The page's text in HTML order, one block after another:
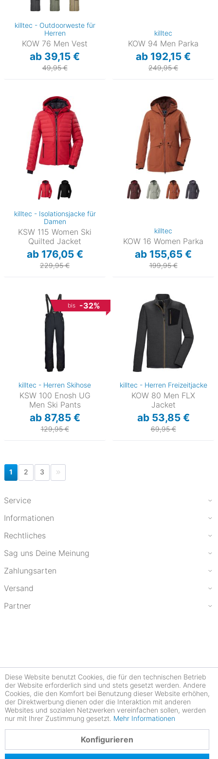
killtec - Outdoorweste für
Herren
KOW 76 Men Vest
ab 39,15 €
49,95 €
killtec
KOW 94 Men Parka
ab 192,15 €
249,95 €
killtec - Isolationsjacke für
Damen
KSW 115 Women Ski
Quilted Jacket
ab 176,05 €
229,95 €
killtec
KOW 16 Women Parka
ab 155,65 €
199,95 €
bis -32%
killtec - Herren Skihose
KSW 100 Enosh UG
Men Ski Pants
ab 87,85 €
129,95 €
killtec - Herren Freizeitjacke
KOW 80 Men FLX
Jacket
ab 53,85 €
69,95 €
1 2 3
Service
Informationen
Rechtliches
Sag uns Deine Meinung
Zahlungsarten
Versand
Partner
Diese Website benutzt Cookies, die für den technischen Betrieb
der Website erforderlich sind und stets gesetzt werden. Andere
Cookies, die den Komfort bei Benutzung dieser Website erhöhen,
der Direktwerbung dienen oder die Interaktion mit anderen
Websites und sozialen Netzwerken vereinfachen sollen, werden
nur mit Ihrer Zustimmung gesetzt. Mehr Informationen
Konfigurieren